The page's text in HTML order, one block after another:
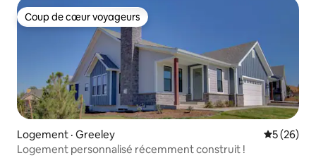
Coup de cœur voyageurs
Coup de cœur voyageurs
Logement · Greeley Note
5 (26)
Logement personnalisé récemment construit !